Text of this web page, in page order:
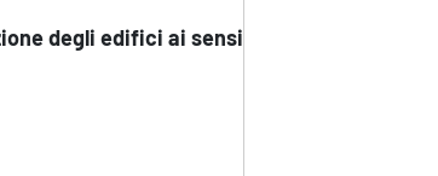
degli edifici ai sensi